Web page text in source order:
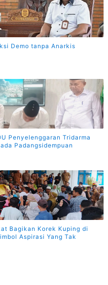
Demo tanpa Anarkis
Penyelenggaran Tridarma
Padangsidempuan
Bagikan Korek Kuping di
Aspirasi Yang Tak